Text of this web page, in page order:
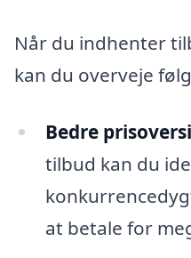
Når du indhenter
kan du overveje
Bedre
tilbud kan du
at betale for